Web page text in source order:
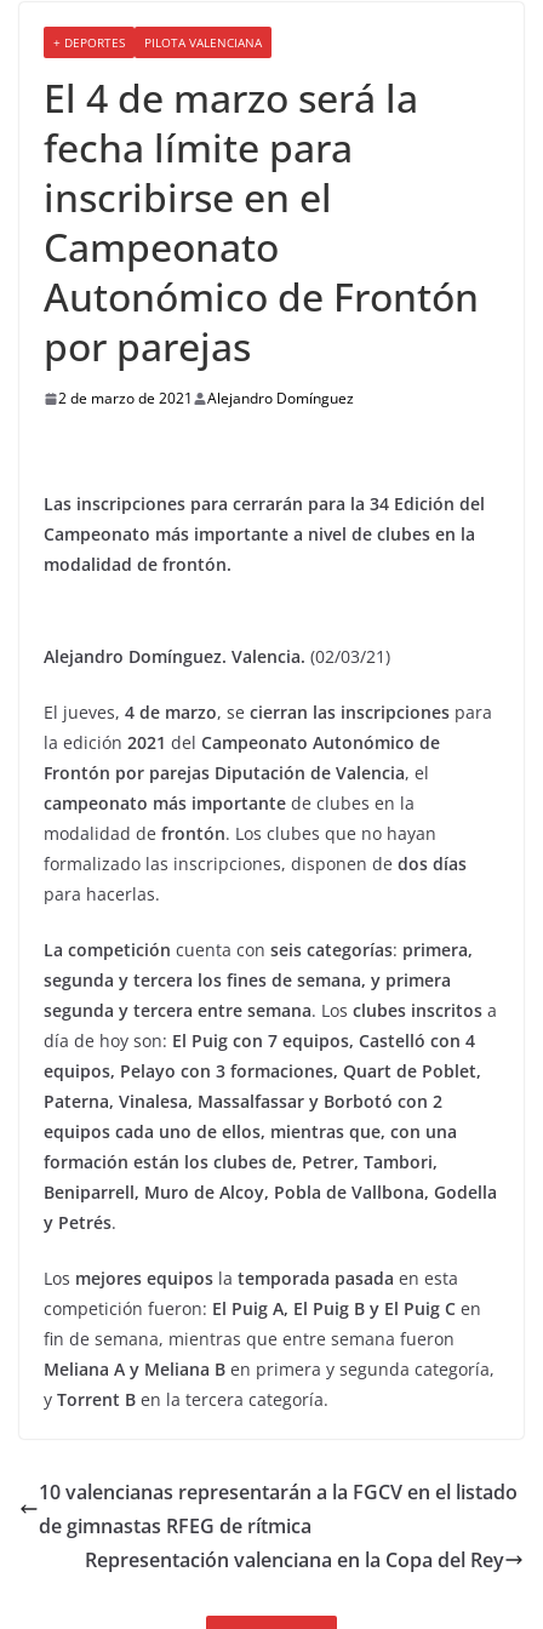
+ DEPORTES PILOTA VALENCIANA
El 4 de marzo será la
fecha límite para
inscribirse en el
Campeonato
Autonómico de Frontón
por parejas
2 de marzo de 2021 Alejandro Domínguez
Las inscripciones para cerrarán para la 34 Edición del
Campeonato más importante a nivel de clubes en la
modalidad de frontón.
Alejandro Domínguez. Valencia. (02/03/21)
El jueves, 4 de marzo, se cierran las inscripciones para
la edición 2021 del Campeonato Autonómico de
Frontón por parejas Diputación de Valencia, el
campeonato más importante de clubes en la
modalidad de frontón. Los clubes que no hayan
formalizado las inscripciones, disponen de dos días
para hacerlas.
La competición cuenta con seis categorías: primera,
segunda y tercera los fines de semana, y primera
segunda y tercera entre semana. Los clubes inscritos a
día de hoy son: El Puig con 7 equipos, Castelló con 4
equipos, Pelayo con 3 formaciones, Quart de Poblet,
Paterna, Vinalesa, Massalfassar y Borbotó con 2
equipos cada uno de ellos, mientras que, con una
formación están los clubes de, Petrer, Tambori,
Beniparrell, Muro de Alcoy, Pobla de Vallbona, Godella
y Petrés.
Los mejores equipos la temporada pasada en esta
competición fueron: El Puig A, El Puig B y El Puig C en
fin de semana, mientras que entre semana fueron
Meliana A y Meliana B en primera y segunda categoría,
y Torrent B en la tercera categoría.
10 valencianas representarán a la FGCV en el listado
de gimnastas RFEG de rítmica
Representación valenciana en la Copa del Rey